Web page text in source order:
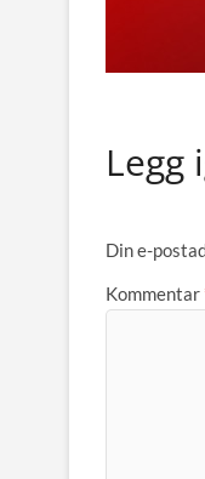
Legg
Din e-
Kommentar